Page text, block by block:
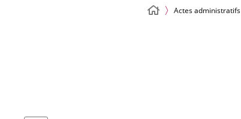
Actes administratifs